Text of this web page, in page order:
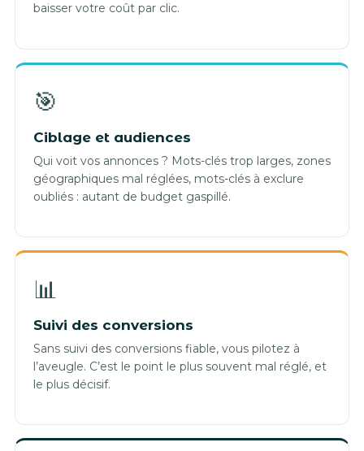
baisser votre coût par clic.
🎯
Ciblage et audiences
Qui voit vos annonces ? Mots-clés trop larges, zones
géographiques mal réglées, mots-clés à exclure
oubliés : autant de budget gaspillé.
📊
Suivi des conversions
Sans suivi des conversions fiable, vous pilotez à
l’aveugle. C’est le point le plus souvent mal réglé, et
le plus décisif.